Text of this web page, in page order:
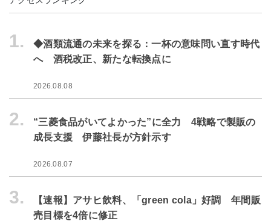
1.
◆酒類流通の未来を探る：一杯の意味問い直す時代
へ 酒税改正、新たな転換点に
2026.08.08
2.
“三菱食品がいてよかった”に全力 4戦略で製販の
成長支援 伊藤社長が方針示す
2026.08.07
3.
【速報】アサヒ飲料、「green cola」好調 年間販
売目標を4倍に修正